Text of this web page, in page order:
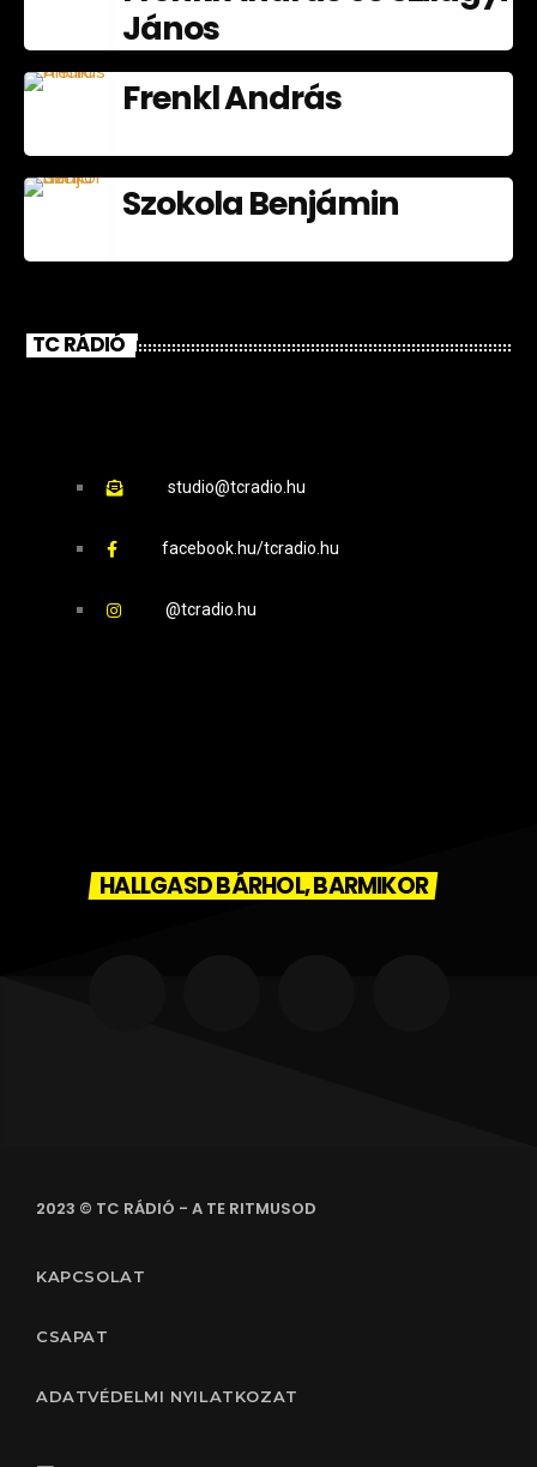
János
Frenkl András
Szokola Benjámin
TC RÁDIÓ
studio@tcradio.hu
facebook.hu/tcradio.hu
@tcradio.hu
HALLGASD BÁRHOL, BARMIKOR
2023 © TC RÁDIÓ - A TE RITMUSOD
KAPCSOLAT
CSAPAT
ADATVÉDELMI NYILATKOZAT